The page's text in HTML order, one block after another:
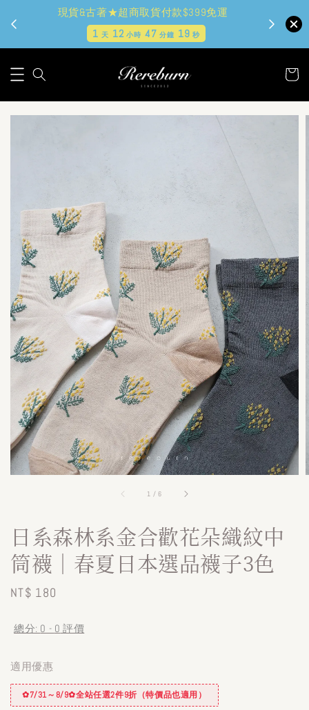
現貨&古著★超商取貨付款$399免運
1 天 12 小時 47 分鐘 17秒
1 / 6
日系森林系金合歡花朵織紋中
筒襪｜春夏日本選品襪子3色
Regular
NT$ 180
總分: 0 - 0 評價
適用優惠
✿7/31～8/9✿全站任選2件9折（特價品也適用）